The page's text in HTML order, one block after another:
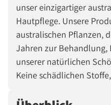
unser einzigartiger
Hautpflege. Unsere
australischen Pflanzen,
Jahren zur
unserer natürlichen
Keine schädlichen